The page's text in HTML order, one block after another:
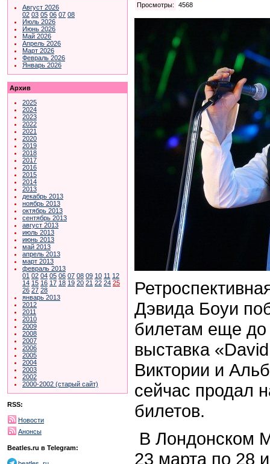
Август 2026
02 03 05 06 07 08
Июль 2026
Июнь 2026
Май 2026
Апрель 2026
Март 2026
Февраль 2026
Январь 2026
Архив
2025
2024
2023
2022
2021
2020
2019
2018
2017
2016
2015
2014
2013
декабрь 2013
ноябрь 2013
октябрь 2013
сентябрь 2013
август 2013
июль 2013
июнь 2013
май 2013
апрель 2013
март 2013
февраль 2013
01 02 04 05 06 07 08 09 10 11 12
14 15 16 17 18 19 20 21 22 24 25
26 27 28
январь 2013
2012
2011
2010
2009
2008
2007
2006
2005
2004
2003
2002
2000-2002 (старый сайт)
RSS:
Новости
Анонсы
Beatles.ru в Telegram:
Просмотры:
4568
Дэвида Боуи
билетам еще до
выставка
Виктории и
сейчас продал
билетов.
В Лондонском
23 марта по 28